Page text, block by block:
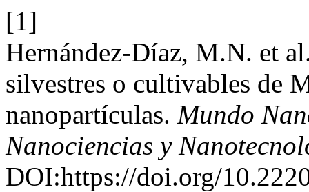
[1]
Hernández-Díaz, M.N. et
silvestres o cultivables de
nanopartículas. Mundo
Nanociencias y
DOI:https://doi.org/